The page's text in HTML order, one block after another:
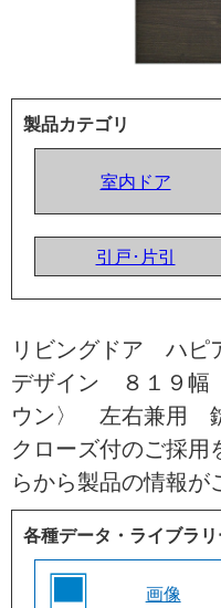
製品カテゴリ
室内ドア
引戸･片引
リビングドア ハ
デザイン ８１９
ウン〉 左右兼用
クローズ付のご採用
らから製品の情報が
各種データ・ライブラ
画像